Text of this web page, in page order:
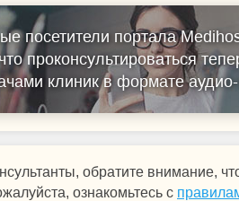
посетители портала
проконсультироваться
клиник в формате
обратите внимание,
ознакомьтесь с